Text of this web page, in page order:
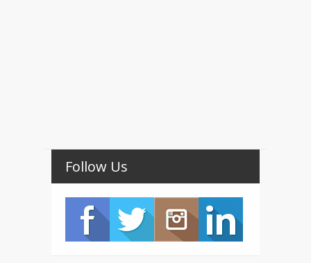
Follow Us